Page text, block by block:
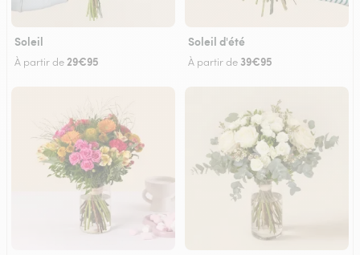
Soleil
À partir de29€95
Soleil d'été
À partir de 39€95